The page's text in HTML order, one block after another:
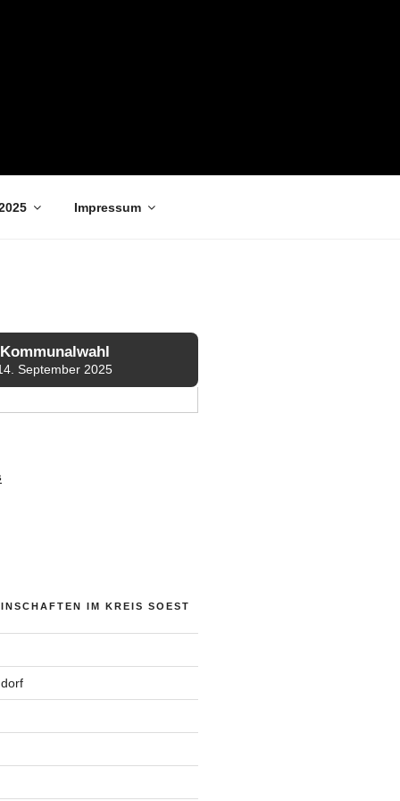
Impressum
Kommunalwahl
September 2025
IM KREIS SOEST